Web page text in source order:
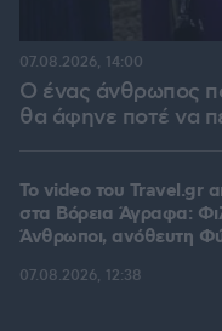
Ο ένας άνθρωπος
θα άφηνε ποτέ να
07.08.2026, 14:00
To video του Travel.gr
στα Βόρεια Άγραφα:
Άνθρωποι, ανόθευτη
07.08.2026, 12:38